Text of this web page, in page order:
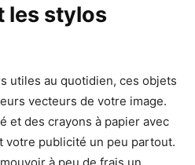
les stylos
utiles au quotidien, ces objets
vecteurs de votre image.
et des crayons à papier avec
votre publicité un peu partout.